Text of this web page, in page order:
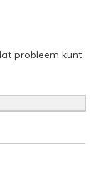
probleem kunt